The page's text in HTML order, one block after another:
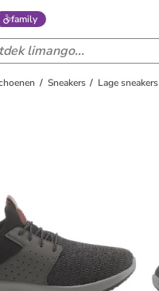
family
Sneakers Lage sneakers